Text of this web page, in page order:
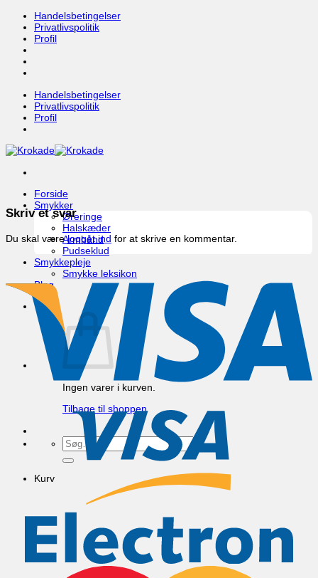
Fortsæt
indhold
Handelsbetingelser
Privatlivspolitik
Profil
Handelsbetingelser
Privatlivspolitik
Profil
Forside
Smykker
Øreringe
Halskæder
Armbånd
Pudseklud
Smykkepleje
Smykke leksikon
Blog
Ingen varer i kurven.
Tilbage til shoppen
Søg
efter:
Kurv
Skriv et svar
Du skal værelogget ind for at skrive en kommentar.